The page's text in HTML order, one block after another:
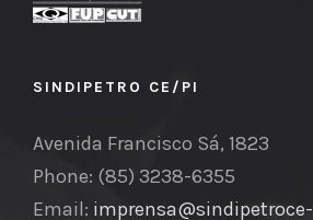
SINDIPETRO CE/PI
Avenida Francisco Sá, 1823
Phone: (85) 3238-6355
Email: